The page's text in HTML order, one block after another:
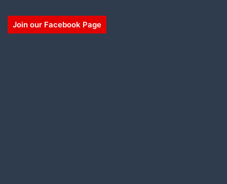
Join our Facebook Page